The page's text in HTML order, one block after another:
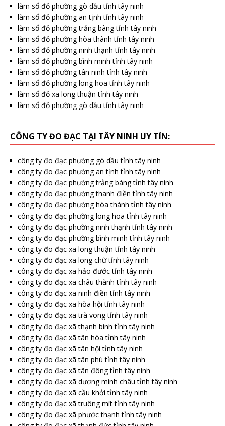
làm sổ đỏ phường gò dầu tỉnh tây ninh
làm sổ đỏ phường an tịnh tỉnh tây ninh
làm sổ đỏ phường trảng bàng tỉnh tây ninh
làm sổ đỏ phường hòa thành tỉnh tây ninh
làm sổ đỏ phường ninh thạnh tỉnh tây ninh
làm sổ đỏ phường bình minh tỉnh tây ninh
làm sổ đỏ phường tân ninh tỉnh tây ninh
làm sổ đỏ phường long hoa tỉnh tây ninh
làm sổ đỏ xã long thuận tỉnh tây ninh
làm sổ đỏ phường gò dầu tỉnh tây ninh
CÔNG TY ĐO ĐẠC TẠI TÂY NINH UY TÍN:
công ty đo đạc phường gò dầu tỉnh tây ninh
công ty đo đạc phường an tịnh tỉnh tây ninh
công ty đo đạc phường trảng bàng tỉnh tây ninh
công ty đo đạc phường thanh điền tỉnh tây ninh
công ty đo đạc phường hòa thành tỉnh tây ninh
công ty đo đạc phường long hoa tỉnh tây ninh
công ty đo đạc phường ninh thạnh tỉnh tây ninh
công ty đo đạc phường bình minh tỉnh tây ninh
công ty đo đạc xã long thuận tỉnh tây ninh
công ty đo đạc xã long chữ tỉnh tây ninh
công ty đo đạc xã hảo đước tỉnh tây ninh
công ty đo đạc xã châu thành tỉnh tây ninh
công ty đo đạc xã ninh điền tỉnh tây ninh
công ty đo đạc xã hòa hội tỉnh tây ninh
công ty đo đạc xã trà vong tỉnh tây ninh
công ty đo đạc xã thạnh bình tỉnh tây ninh
công ty đo đạc xã tân hòa tỉnh tây ninh
công ty đo đạc xã tân hội tỉnh tây ninh
công ty đo đạc xã tân phú tỉnh tây ninh
công ty đo đạc xã tân đông tỉnh tây ninh
công ty đo đạc xã dương minh châu tỉnh tây ninh
công ty đo đạc xã cầu khởi tỉnh tây ninh
công ty đo đạc xã truông mít tỉnh tây ninh
công ty đo đạc xã phước thạnh tỉnh tây ninh